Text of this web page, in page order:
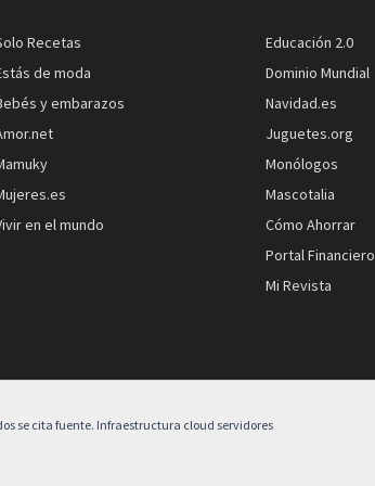
Recetas
de moda
y embarazos
en el mundo
Educación 2.0
Dominio Mundial
Navidad.es
Juguetes.org
Monólogos
Mascotalia
Cómo Ahorrar
Portal Financiero
Mi Revista
se cita fuente. Infraestructura cloud servidores